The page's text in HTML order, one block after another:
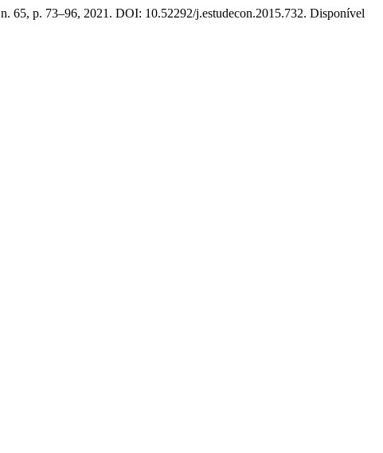
65, p. 73–96, 2021. DOI: 10.52292/j.estudecon.2015.732. Disponível